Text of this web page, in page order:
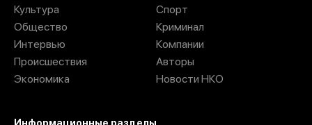
Культура
Общество
Интервью
Происшествия
Экономика
Спорт
Криминал
Компании
Авторы
Новости НКО